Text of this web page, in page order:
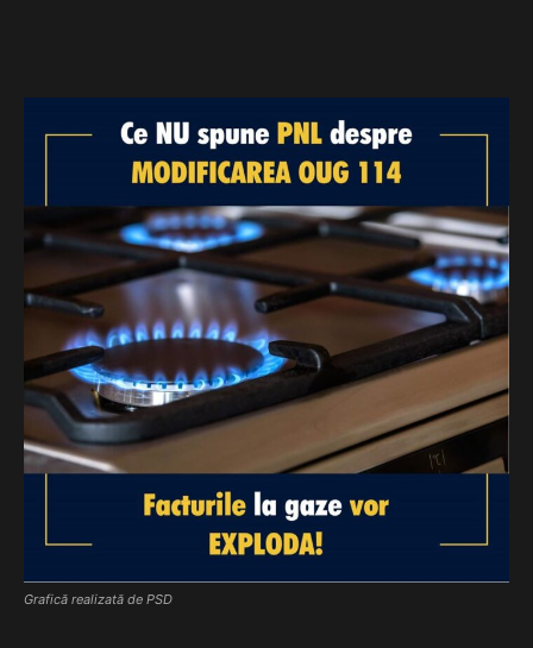
Grafică realizată de PSD